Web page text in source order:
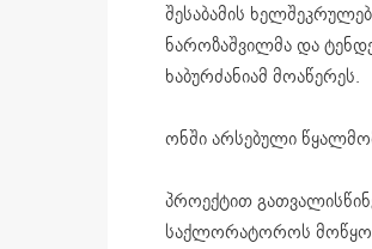
შესაბამის
ნაროზაშვილმა და
ხაბურძანიამ მოაწერეს.
ონში არსებული
პროექტით
საქლორატოროს